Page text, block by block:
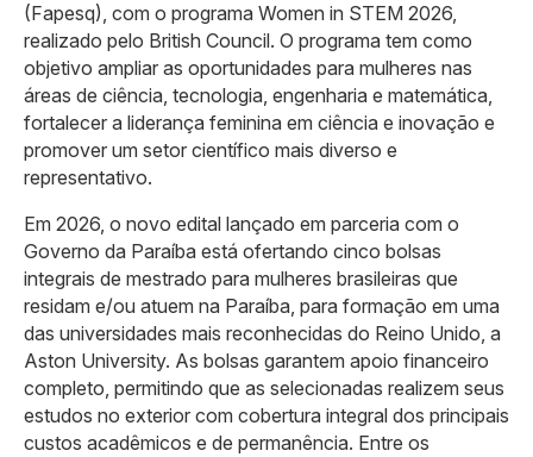
(Fapesq), com o programa Women in STEM 2026,
realizado pelo British Council. O programa tem como
objetivo ampliar as oportunidades para mulheres nas
áreas de ciência, tecnologia, engenharia e matemática,
fortalecer a liderança feminina em ciência e inovação e
promover um setor científico mais diverso e
representativo.
Em 2026, o novo edital lançado em parceria com o
Governo da Paraíba está ofertando cinco bolsas
integrais de mestrado para mulheres brasileiras que
residam e/ou atuem na Paraíba, para formação em uma
das universidades mais reconhecidas do Reino Unido, a
Aston University. As bolsas garantem apoio financeiro
completo, permitindo que as selecionadas realizem seus
estudos no exterior com cobertura integral dos principais
custos acadêmicos e de permanência. Entre os